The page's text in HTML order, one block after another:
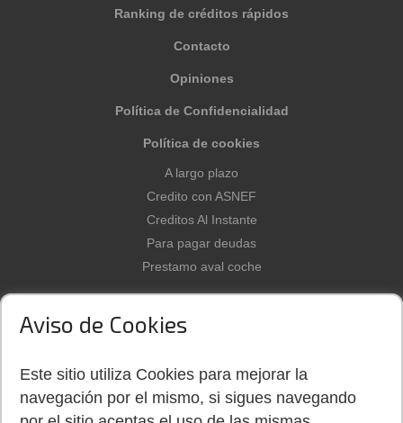
Ranking de créditos rápidos
Contacto
Opiniones
Política de Confidencialidad
Política de cookies
sitio para buscar y seleccionar
micropréstamos y créditos.
A largo plazo
Credito con ASNEF
Creditos Al Instante
Para pagar deudas
Prestamo aval coche
Aviso de Cookies
Este sitio utiliza Cookies para mejorar la
navegación por el mismo, si sigues navegando